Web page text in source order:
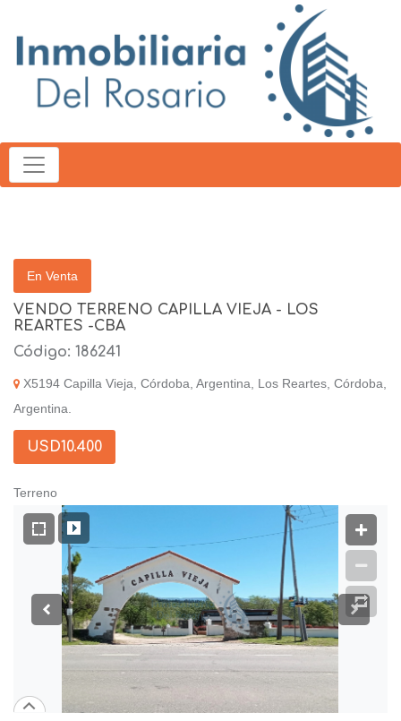
En Venta
VENDO TERRENO CAPILLA VIEJA - LOS
REARTES -CBA
Código: 186241
X5194 Capilla Vieja, Córdoba, Argentina, Los Reartes, Córdoba,
Argentina.
USD10.400
Terreno